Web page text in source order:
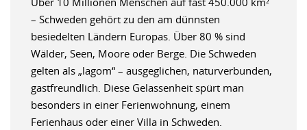
– Schweden gehört zu den am dünnsten
besiedelten Ländern Europas. Über 80 % sind
Wälder, Seen, Moore oder Berge. Die Schweden
gelten als „lagom“ – ausgeglichen, naturverbunden,
gastfreundlich. Diese Gelassenheit spürt man
besonders in einer Ferienwohnung, einem
Ferienhaus oder einer Villa in Schweden.